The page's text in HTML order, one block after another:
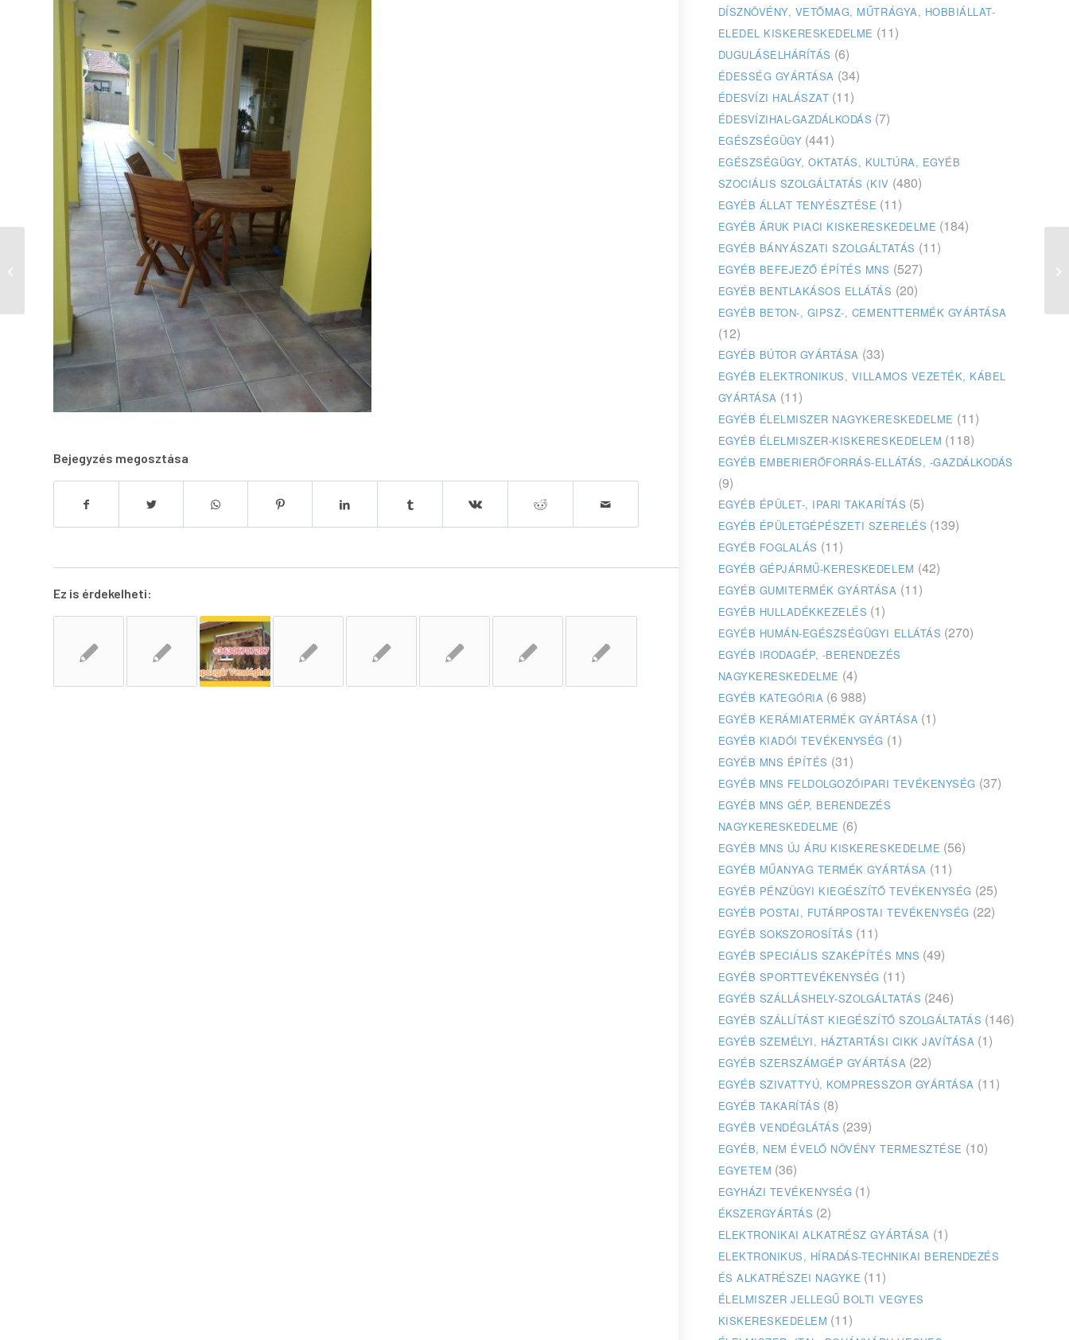
Bejegyzés megosztása
Ez is érdekelheti:
DÍSZNÖVÉNY, VETŐMAG, MŰTRÁGYA, HOBBIÁLLAT-
ELEDEL KISKERESKEDELME (11)
DUGULÁSELHÁRÍTÁS (6)
ÉDESSÉG GYÁRTÁSA (34)
ÉDESVÍZI HALÁSZAT (11)
ÉDESVÍZIHAL-GAZDÁLKODÁS (7)
EGÉSZSÉGÜGY (441)
EGÉSZSÉGÜGY, OKTATÁS, KULTÚRA, EGYÉB
SZOCIÁLIS SZOLGÁLTATÁS (KIV (480)
EGYÉB ÁLLAT TENYÉSZTÉSE (11)
EGYÉB ÁRUK PIACI KISKERESKEDELME (184)
EGYÉB BÁNYÁSZATI SZOLGÁLTATÁS (11)
EGYÉB BEFEJEZŐ ÉPÍTÉS MNS (527)
EGYÉB BENTLAKÁSOS ELLÁTÁS (20)
EGYÉB BETON-, GIPSZ-, CEMENTTERMÉK GYÁRTÁSA
(12)
EGYÉB BÚTOR GYÁRTÁSA (33)
EGYÉB ELEKTRONIKUS, VILLAMOS VEZETÉK, KÁBEL
GYÁRTÁSA (11)
EGYÉB ÉLELMISZER NAGYKERESKEDELME (11)
EGYÉB ÉLELMISZER-KISKERESKEDELEM (118)
EGYÉB EMBERIERŐFORRÁS-ELLÁTÁS, -GAZDÁLKODÁS
(9)
EGYÉB ÉPÜLET-, IPARI TAKARÍTÁS (5)
EGYÉB ÉPÜLETGÉPÉSZETI SZERELÉS (139)
EGYÉB FOGLALÁS (11)
EGYÉB GÉPJÁRMŰ-KERESKEDELEM (42)
EGYÉB GUMITERMÉK GYÁRTÁSA (11)
EGYÉB HULLADÉKKEZELÉS (1)
EGYÉB HUMÁN-EGÉSZSÉGÜGYI ELLÁTÁS (270)
EGYÉB IRODAGÉP, -BERENDEZÉS
NAGYKERESKEDELME (4)
EGYÉB KATEGÓRIA (6 988)
EGYÉB KERÁMIATERMÉK GYÁRTÁSA (1)
EGYÉB KIADÓI TEVÉKENYSÉG (1)
EGYÉB MNS ÉPÍTÉS (31)
EGYÉB MNS FELDOLGOZÓIPARI TEVÉKENYSÉG (37)
EGYÉB MNS GÉP, BERENDEZÉS
NAGYKERESKEDELME (6)
EGYÉB MNS ÚJ ÁRU KISKERESKEDELME (56)
EGYÉB MŰANYAG TERMÉK GYÁRTÁSA (11)
EGYÉB PÉNZÜGYI KIEGÉSZÍTŐ TEVÉKENYSÉG (25)
EGYÉB POSTAI, FUTÁRPOSTAI TEVÉKENYSÉG (22)
EGYÉB SOKSZOROSÍTÁS (11)
EGYÉB SPECIÁLIS SZAKÉPÍTÉS MNS (49)
EGYÉB SPORTTEVÉKENYSÉG (11)
EGYÉB SZÁLLÁSHELY-SZOLGÁLTATÁS (246)
EGYÉB SZÁLLÍTÁST KIEGÉSZÍTŐ SZOLGÁLTATÁS (146)
EGYÉB SZEMÉLYI, HÁZTARTÁSI CIKK JAVÍTÁSA (1)
EGYÉB SZERSZÁMGÉP GYÁRTÁSA (22)
EGYÉB SZIVATTYÚ, KOMPRESSZOR GYÁRTÁSA (11)
EGYÉB TAKARÍTÁS (8)
EGYÉB VENDÉGLÁTÁS (239)
EGYÉB, NEM ÉVELŐ NÖVÉNY TERMESZTÉSE (10)
EGYETEM (36)
EGYHÁZI TEVÉKENYSÉG (1)
ÉKSZERGYÁRTÁS (2)
ELEKTRONIKAI ALKATRÉSZ GYÁRTÁSA (1)
ELEKTRONIKUS, HÍRADÁS-TECHNIKAI BERENDEZÉS
ÉS ALKATRÉSZEI NAGYKE (11)
ÉLELMISZER JELLEGŰ BOLTI VEGYES
KISKERESKEDELEM (11)
Festival Üdülőház
Balatonföldvár
(Szálláshelytudakozó)